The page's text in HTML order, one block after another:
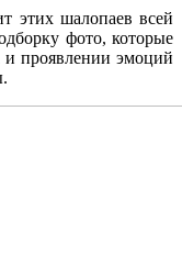
этих шалопаев всей
фото, которые
и проявлении эмоций